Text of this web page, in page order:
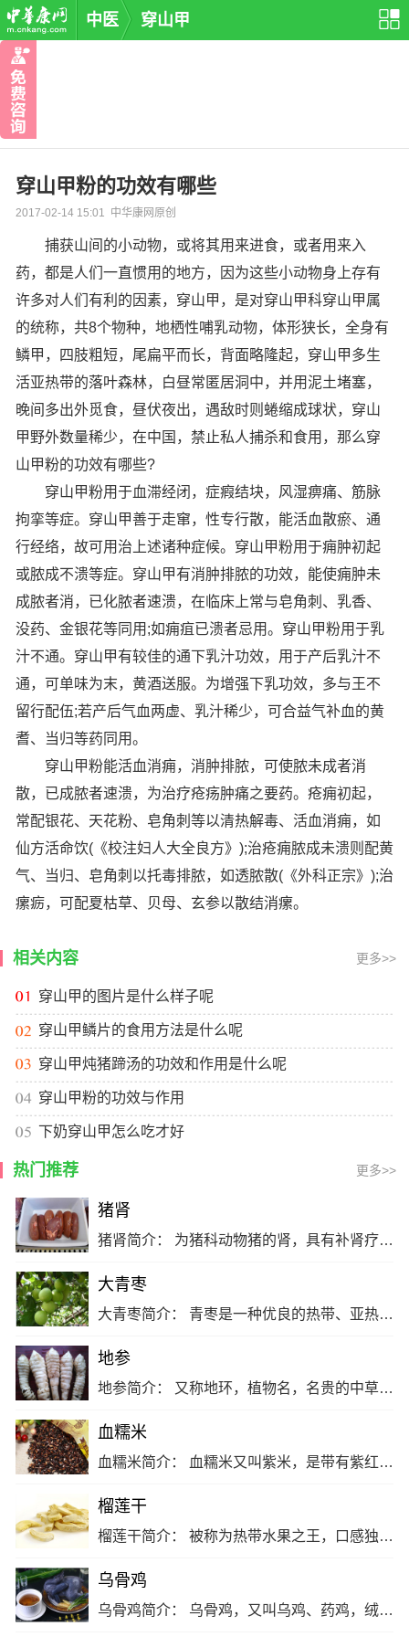
中医 穿山甲
穿山甲粉的功效有哪些
2017-02-14 15:01 中华康网原创
捕获山间的小动物，或将其用来进食，或者用来入
药，都是人们一直惯用的地方，因为这些小动物身上存有
许多对人们有利的因素，穿山甲，是对穿山甲科穿山甲属
的统称，共8个物种，地栖性哺乳动物，体形狭长，全身有
鳞甲，四肢粗短，尾扁平而长，背面略隆起，穿山甲多生
活亚热带的落叶森林，白昼常匿居洞中，并用泥土堵塞，
晚间多出外觅食，昼伏夜出，遇敌时则蜷缩成球状，穿山
甲野外数量稀少，在中国，禁止私人捕杀和食用，那么穿
山甲粉的功效有哪些?
穿山甲粉用于血滞经闭，症瘕结块，风湿痹痛、筋脉
拘挛等症。穿山甲善于走窜，性专行散，能活血散瘀、通
行经络，故可用治上述诸种症候。穿山甲粉用于痈肿初起
或脓成不溃等症。穿山甲有消肿排脓的功效，能使痈肿未
成脓者消，已化脓者速溃，在临床上常与皂角刺、乳香、
没药、金银花等同用;如痈疽已溃者忌用。穿山甲粉用于乳
汁不通。穿山甲有较佳的通下乳汁功效，用于产后乳汁不
通，可单味为末，黄酒送服。为增强下乳功效，多与王不
留行配伍;若产后气血两虚、乳汁稀少，可合益气补血的黄
耆、当归等药同用。
穿山甲粉能活血消痈，消肿排脓，可使脓未成者消
散，已成脓者速溃，为治疗疮疡肿痛之要药。疮痈初起，
常配银花、天花粉、皂角刺等以清热解毒、活血消痈，如
仙方活命饮(《校注妇人大全良方》);治疮痈脓成未溃则配黄
气、当归、皂角刺以托毒排脓，如透脓散(《外科正宗》);治
瘰疬，可配夏枯草、贝母、玄参以散结消瘰。
相关内容 更多>>
穿山甲的图片是什么样子呢
穿山甲鳞片的食用方法是什么呢
穿山甲炖猪蹄汤的功效和作用是什么呢
穿山甲粉的功效与作用
下奶穿山甲怎么吃才好
热门推荐 更多>>
猪肾
猪肾简介： 为猪科动物猪的肾，具有补肾疗虚、生津止渴的功效。 猪肾的药性： 性味咸、性平。 猪肾的功效与作用： 补肾益阳、利水。 猪肾适应症： 肾虚腰痛、水肿、耳聋等症。… [详细]
大青枣
大青枣简介： 青枣是一种优良的热带、亚热带珍稀水果。 大青枣的药性： 性平，味甘。 大青枣的功效与作用： 果实鲜食，营养丰富，具有净化血液，帮助消化，养颜美容等保健作用。 大青枣适应症： 有预防缺铁性贫血、促进伤口愈合、预防过敏、降低胆固醇等。
地参
地参简介： 又称地环，植物名，名贵的中草药，且具有提神醒脑、开胃化食、补肝肾两虚、强腰膝筋骨之效。 地参的药性： 味苦，性寒。 地参的功效与作用： 强身健体、润肠通便、养颜美容、帮助消化、脂降压。 地参适应症： 高血压，糖尿病，心脑血管疾病、肥胖症。… [详细]
血糯米
血糯米简介： 血糯米又叫紫米，是带有紫红色的种皮的大米，因为米质有糯性，所以称为血糯。 血糯米的药性： 味甘，性温。 血糯米的功效与作用： 养肝、养颜、泽肤。 血糯米适应症： 营养不良、面色苍白、皮肤干燥及身体瘦弱。… [详细]
榴莲干
榴莲干简介： 被称为热带水果之王，口感独特深受大众喜爱。用最先进之-45℃急速冷冻系统瞬间急冻再真空干燥。 榴莲干的药性： 辛、甘、热。 榴莲干的功效与作用： 增强人体免疫力、记忆力，促进肠道蠕动，帮助消化。 榴莲干适应症： 适合于发育期青少年，病后体虚及怀孕妇女食用，更是素食极品。
乌骨鸡
乌骨鸡简介： 乌骨鸡，又叫乌鸡、药鸡，绒毛:鸡，泰和鸡。属雉科动物，为我土特产鸡种。 乌骨鸡的药性： 性平、味甘。 乌骨鸡的功效与作用： 可治目赤、咽痛、咳嗽、痈肿热痛等;蛋黄有滋阴润燥、养血熄风、杀虫解毒等作用。 乌骨鸡适应症： 各种虚损所引起盯头晕、腰痛、失眠、健忘、贫血、月经失调、身体虚弱等病症。